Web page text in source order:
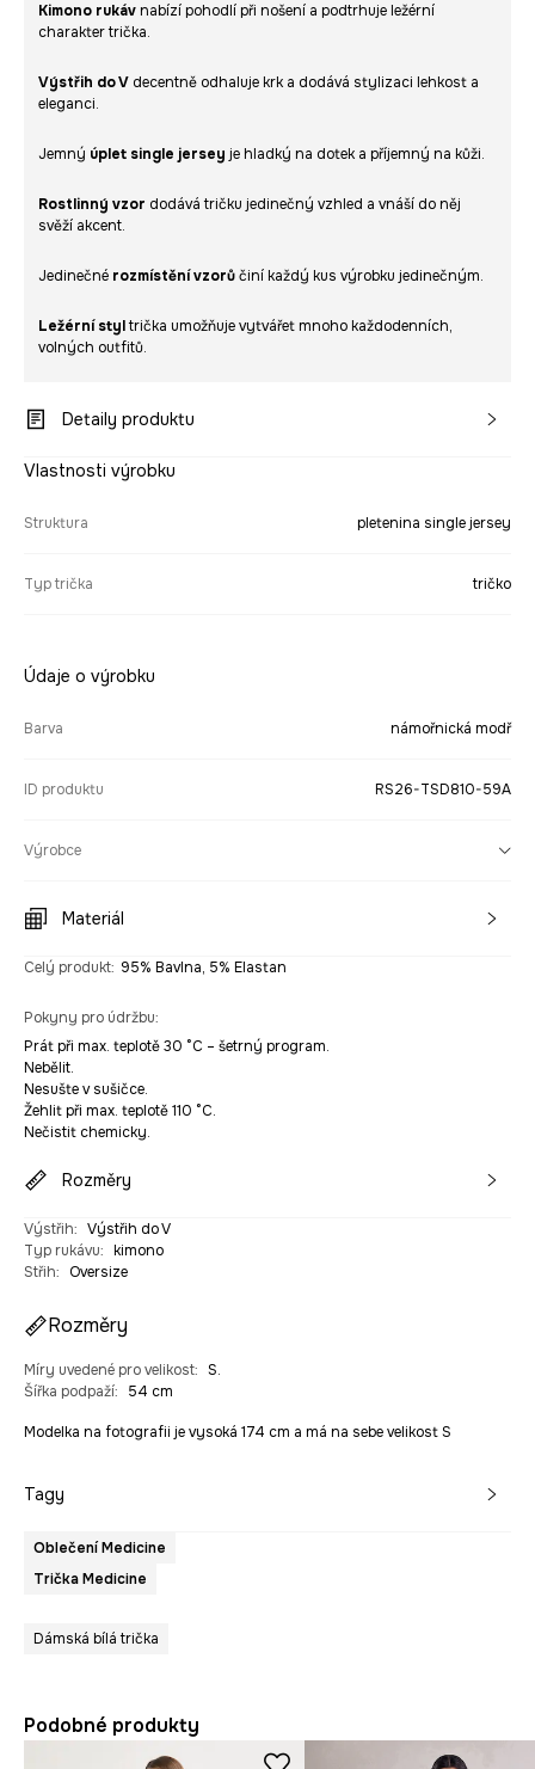
Kimono rukáv nabízí pohodlí při nošení a podtrhuje ležérní
charakter trička.
Výstřih do V decentně odhaluje krk a dodává stylizaci lehkost a
eleganci.
Jemný úplet single jersey je hladký na dotek a příjemný na kůži.
Rostlinný vzor dodává tričku jedinečný vzhled a vnáší do něj
svěží akcent.
Jedinečné rozmístění vzorůčiní každý kus výrobku jedinečným.
Ležérní styltrička umožňuje vytvářet mnoho každodenních,
volných outfitů.
Detaily produktu
Vlastnosti výrobku
Struktura pletenina single jersey
Typ trička tričko
Údaje o výrobku
Barva námořnická modř
ID produktu RS26-TSD810-59A
Výrobce
Materiál
Celý produkt: 95% Bavlna, 5% Elastan
Pokyny pro údržbu:
Prát při max. teplotě 30 °C – šetrný program.
Nebělit.
Nesušte v sušičce.
Žehlit při max. teplotě 110 °C.
Nečistit chemicky.
Rozměry
Výstřih: Výstřih do V
Typ rukávu: kimono
Střih: Oversize
Rozměry
Míry uvedené pro velikost: S.
Šířka podpaží: 54 cm
Modelka na fotografii je vysoká 174 cm a má na sebe velikost S
Tagy
Oblečení Medicine
Trička Medicine
Dámská bílá trička
Podobné produkty